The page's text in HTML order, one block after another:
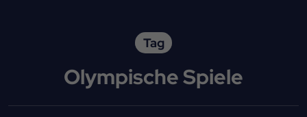
Tag
Olympische Spiele